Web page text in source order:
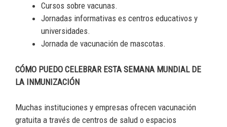
Cursos sobre vacunas.
Jornadas informativas es centros educativos y
universidades.
Jornada de vacunación de mascotas.
CÓMO PUEDO CELEBRAR ESTA SEMANA MUNDIAL DE
LA INMUNIZACIÓN
Muchas instituciones y empresas ofrecen vacunación
gratuita a través de centros de salud o espacios